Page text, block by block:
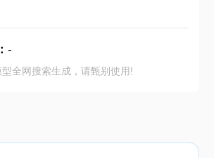
-
全网搜索生成，请甄别使用!